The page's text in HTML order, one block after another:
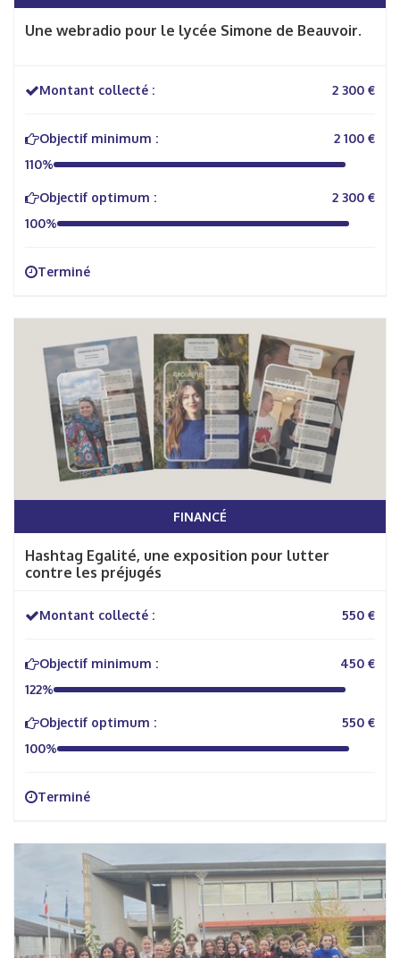
Une webradio pour le lycée Simone de Beauvoir.
Montant collecté : 2 300 €
Objectif minimum :
2 100 €
110%
Objectif optimum :
2 300 €
100%
Terminé
FINANCÉ
Hashtag Egalité, une exposition pour lutter
contre les préjugés
Montant collecté : 550 €
Objectif minimum :
450 €
122%
Objectif optimum :
550 €
100%
Terminé